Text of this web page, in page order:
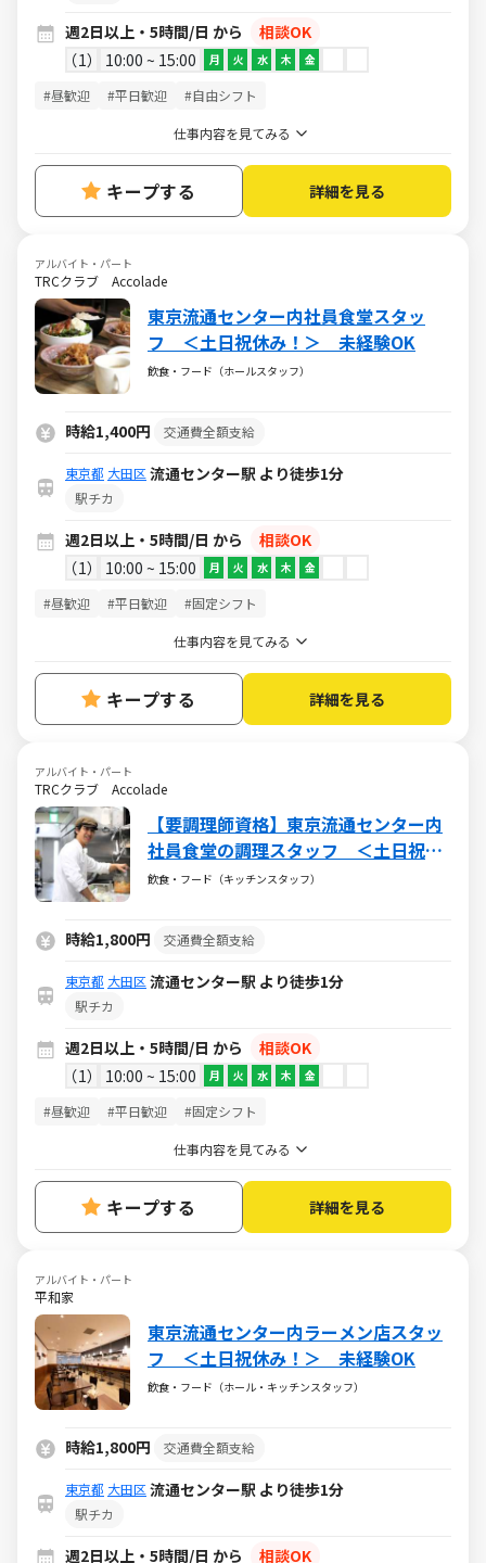
週2日以上・5時間/日 から
相談OK
1
10:00 ~ 15:00 月 火 水 木 金
#昼歓迎 #平日歓迎 #自由シフト
仕事内容を見てみる
キープする 詳細を見る
アルバイト・パート
TRCクラブ Accolade
東京流通センター内社員食堂スタッ
フ ＜土日祝休み！＞ 未経験OK
飲食・フード（ホールスタッフ）
時給1,400円 交通費全額支給
東京都 大田区 流通センター駅 より徒歩1分
駅チカ
週2日以上・5時間/日 から
相談OK
1
10:00 ~ 15:00 月 火 水 木 金
#昼歓迎 #平日歓迎 #固定シフト
仕事内容を見てみる
キープする 詳細を見る
アルバイト・パート
TRCクラブ Accolade
【要調理師資格】東京流通センター内
社員食堂の調理スタッフ ＜土日祝休
み！＞ 未経験OK
飲食・フード（キッチンスタッフ）
時給1,800円 交通費全額支給
東京都 大田区 流通センター駅 より徒歩1分
駅チカ
週2日以上・5時間/日 から
相談OK
1
10:00 ~ 15:00 月 火 水 木 金
#昼歓迎 #平日歓迎 #固定シフト
仕事内容を見てみる
キープする 詳細を見る
アルバイト・パート
平和家
東京流通センター内ラーメン店スタッ
フ ＜土日祝休み！＞ 未経験OK
飲食・フード（ホール・キッチンスタッフ）
時給1,800円 交通費全額支給
東京都 大田区 流通センター駅 より徒歩1分
駅チカ
週2日以上・5時間/日 から 相談OK